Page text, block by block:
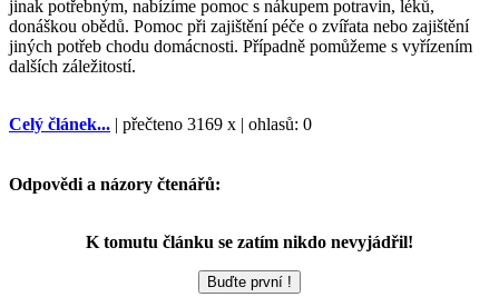
jinak potřebným, nabízíme pomoc s nákupem potravin, léků,
donáškou obědů. Pomoc při zajištění péče o zvířata nebo zajištění
jiných potřeb chodu domácnosti. Případně pomůžeme s vyřízením
dalších záležitostí.
Celý článek... | přečteno 3169 x | ohlasů: 0
Odpovědi a názory čtenářů:
K tomutu článku se zatím nikdo nevyjádřil!